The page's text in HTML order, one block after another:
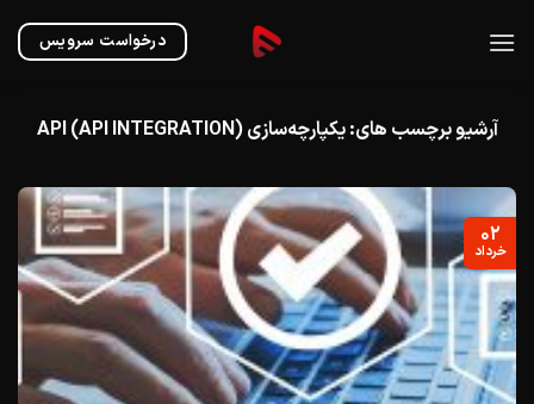
درخواست سرویس
آرشیو برچسب های:یکپارچه‌سازی API (API INTEGRATION)
۰۲
خرداد